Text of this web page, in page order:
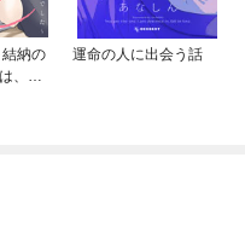
納の
、一
運命の人に出会う話